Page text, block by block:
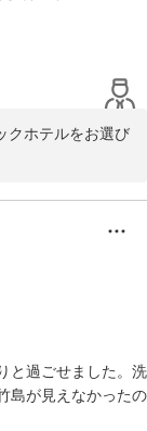
持参で宿泊したの
いものだと思いまし
のになるので、何も
好む方にはぜひ訪れ
用したいと思います
クホテルをお選び
く拝読いたしまし
じていただけた
。
心よりお待ちして
と過ごせました。洗
島が見えなかったの